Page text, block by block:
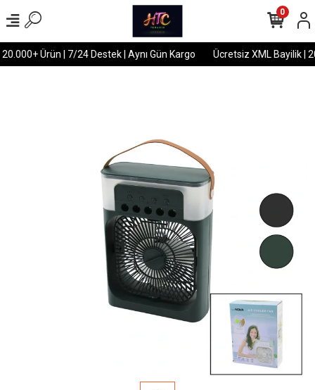
Ürün | 7/24 Destek | Aynı Gün Kargo Ücretsiz XML Bayilik |
0